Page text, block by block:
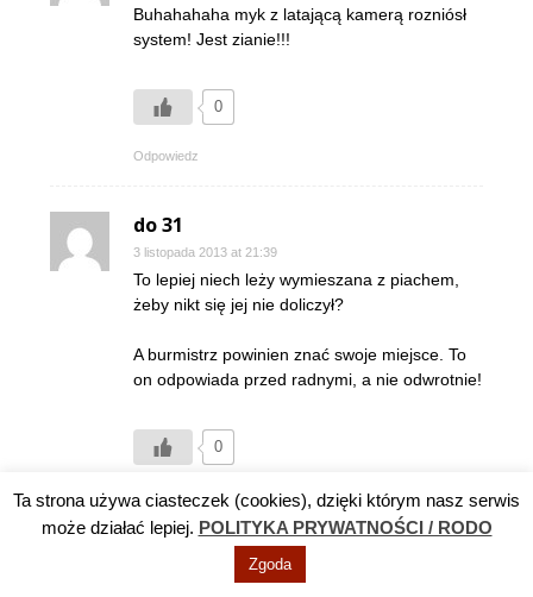
Buhahahaha myk z latającą kamerą rozniósł
system! Jest zianie!!!
0
Odpowiedz
do 31
3 listopada 2013 at 21:39
To lepiej niech leży wymieszana z piachem,
żeby nikt się jej nie doliczył?
A burmistrz powinien znać swoje miejsce. To
on odpowiada przed radnymi, a nie odwrotnie!
0
Odpowiedz
Ta strona używa ciasteczek (cookies), dzięki którym nasz serwis
może działać lepiej. POLITYKA PRYWATNOŚCI / RODO
Zgoda